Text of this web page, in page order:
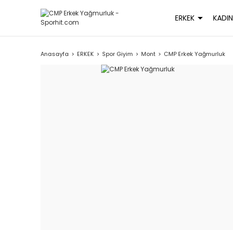
ERKEK KADIN
Anasayfa ERKEK Spor Giyim Mont CMP Erkek Yağmurluk